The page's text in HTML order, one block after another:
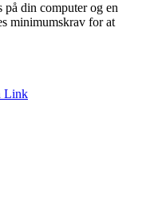
din computer og en
minimumskrav for at
Link